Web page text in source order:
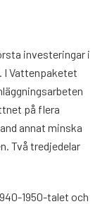
investeringar i
I Vattenpaketet
på flera
annat minska
Två tredjedelar
1950-talet och